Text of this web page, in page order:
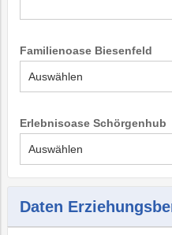
Familienoase Biesenfeld
Erlebnisoase Schörgenhub
Daten